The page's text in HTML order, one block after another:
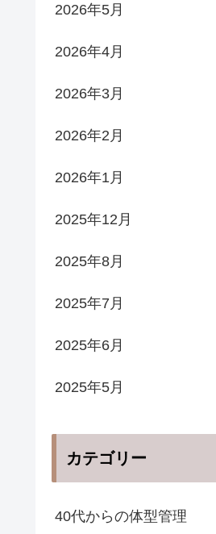
2026年5月
2026年4月
2026年3月
2026年2月
2026年1月
2025年12月
2025年8月
2025年7月
2025年6月
2025年5月
カテゴリー
40代からの体型管理